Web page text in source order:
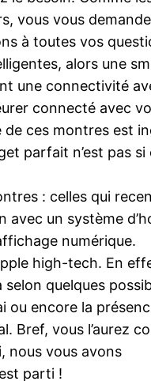
vous vous
à toutes vos
alors une
une connectivité
connecté avec
ces montres est
parfait n’est pas si
: celles qui
avec un système
numérique.
high-tech. En
quelques
encore la
Bref, vous l’aurez
nous vous avons
parti !